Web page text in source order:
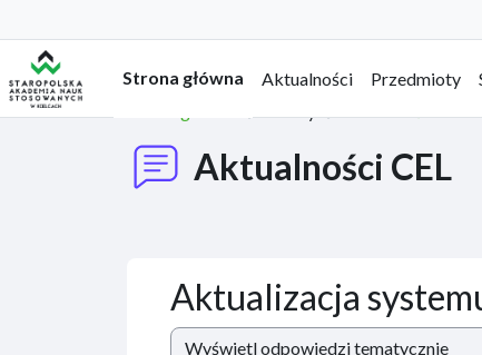
Przejdź do głównej zawartości
Strona główna
Aktualności Przedmioty
Aktualności CEL
Aktualizacja